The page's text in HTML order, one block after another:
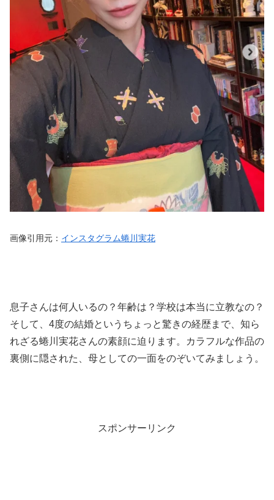
画像引用元： インスタグラム蜷川実花
息子さんは何人いるの？年齢は？学校は本当に立教なの？
そして、4度の結婚というちょっと驚きの経歴まで、知ら
れざる蜷川実花さんの素顔に迫ります。カラフルな作品の
裏側に隠された、母としての一面をのぞいてみましょう。
スポンサーリンク